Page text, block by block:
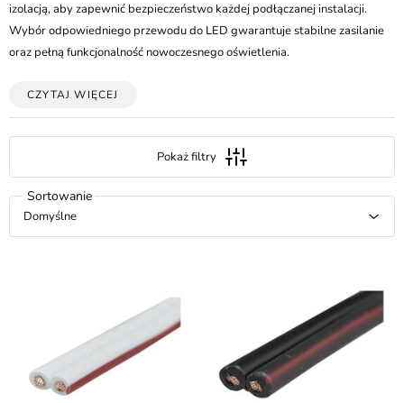
izolacją, aby zapewnić bezpieczeństwo każdej podłączanej instalacji.
Wybór odpowiedniego przewodu do LED gwarantuje stabilne zasilanie
oraz pełną funkcjonalność nowoczesnego oświetlenia.
CZYTAJ WIĘCEJ
Pokaż filtry
Domyślne